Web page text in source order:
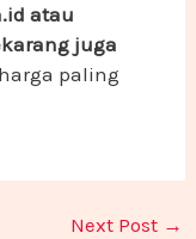
atau
juga
paling
Next Post →